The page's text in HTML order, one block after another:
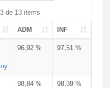
de 13 items
ADM INF
96,92 % 97,51 %
98,84 % 98,39 %